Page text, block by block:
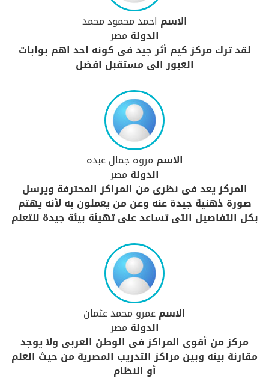
الاسم احمد محمود محمد
الدولة مصر
لقد ترك مركز كيم أثر جيد فى كونه احد اهم بوابات
العبور الى مستقبل افضل
الاسم مروه جمال عبده
الدولة مصر
المركز يعد فى نظرى من المراكز المحترفة ويرسل
صورة ذهنية جيدة عنه وعن من يعملون به لأنه يهتم
بكل التفاصيل التى تساعد على تهيئة بيئة جيدة للتعلم
الاسمعمرو محمد عثمان
الدولة مصر
مركز من أقوى المراكز فى الوطن العربى ولا يوجد
مقارنة بينه وبين مراكز التدريب المصرية من حيث العلم
أو النظام